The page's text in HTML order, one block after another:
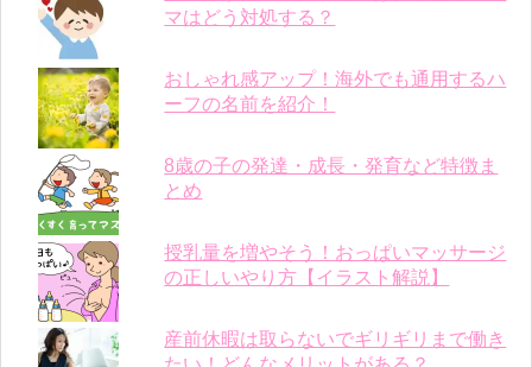
マはどう対処する？
おしゃれ感アップ！海外でも通用するハ
ーフの名前を紹介！
8歳の子の発達・成長・発育など特徴ま
とめ
授乳量を増やそう！おっぱいマッサージ
の正しいやり方【イラスト解説】
産前休暇は取らないでギリギリまで働き